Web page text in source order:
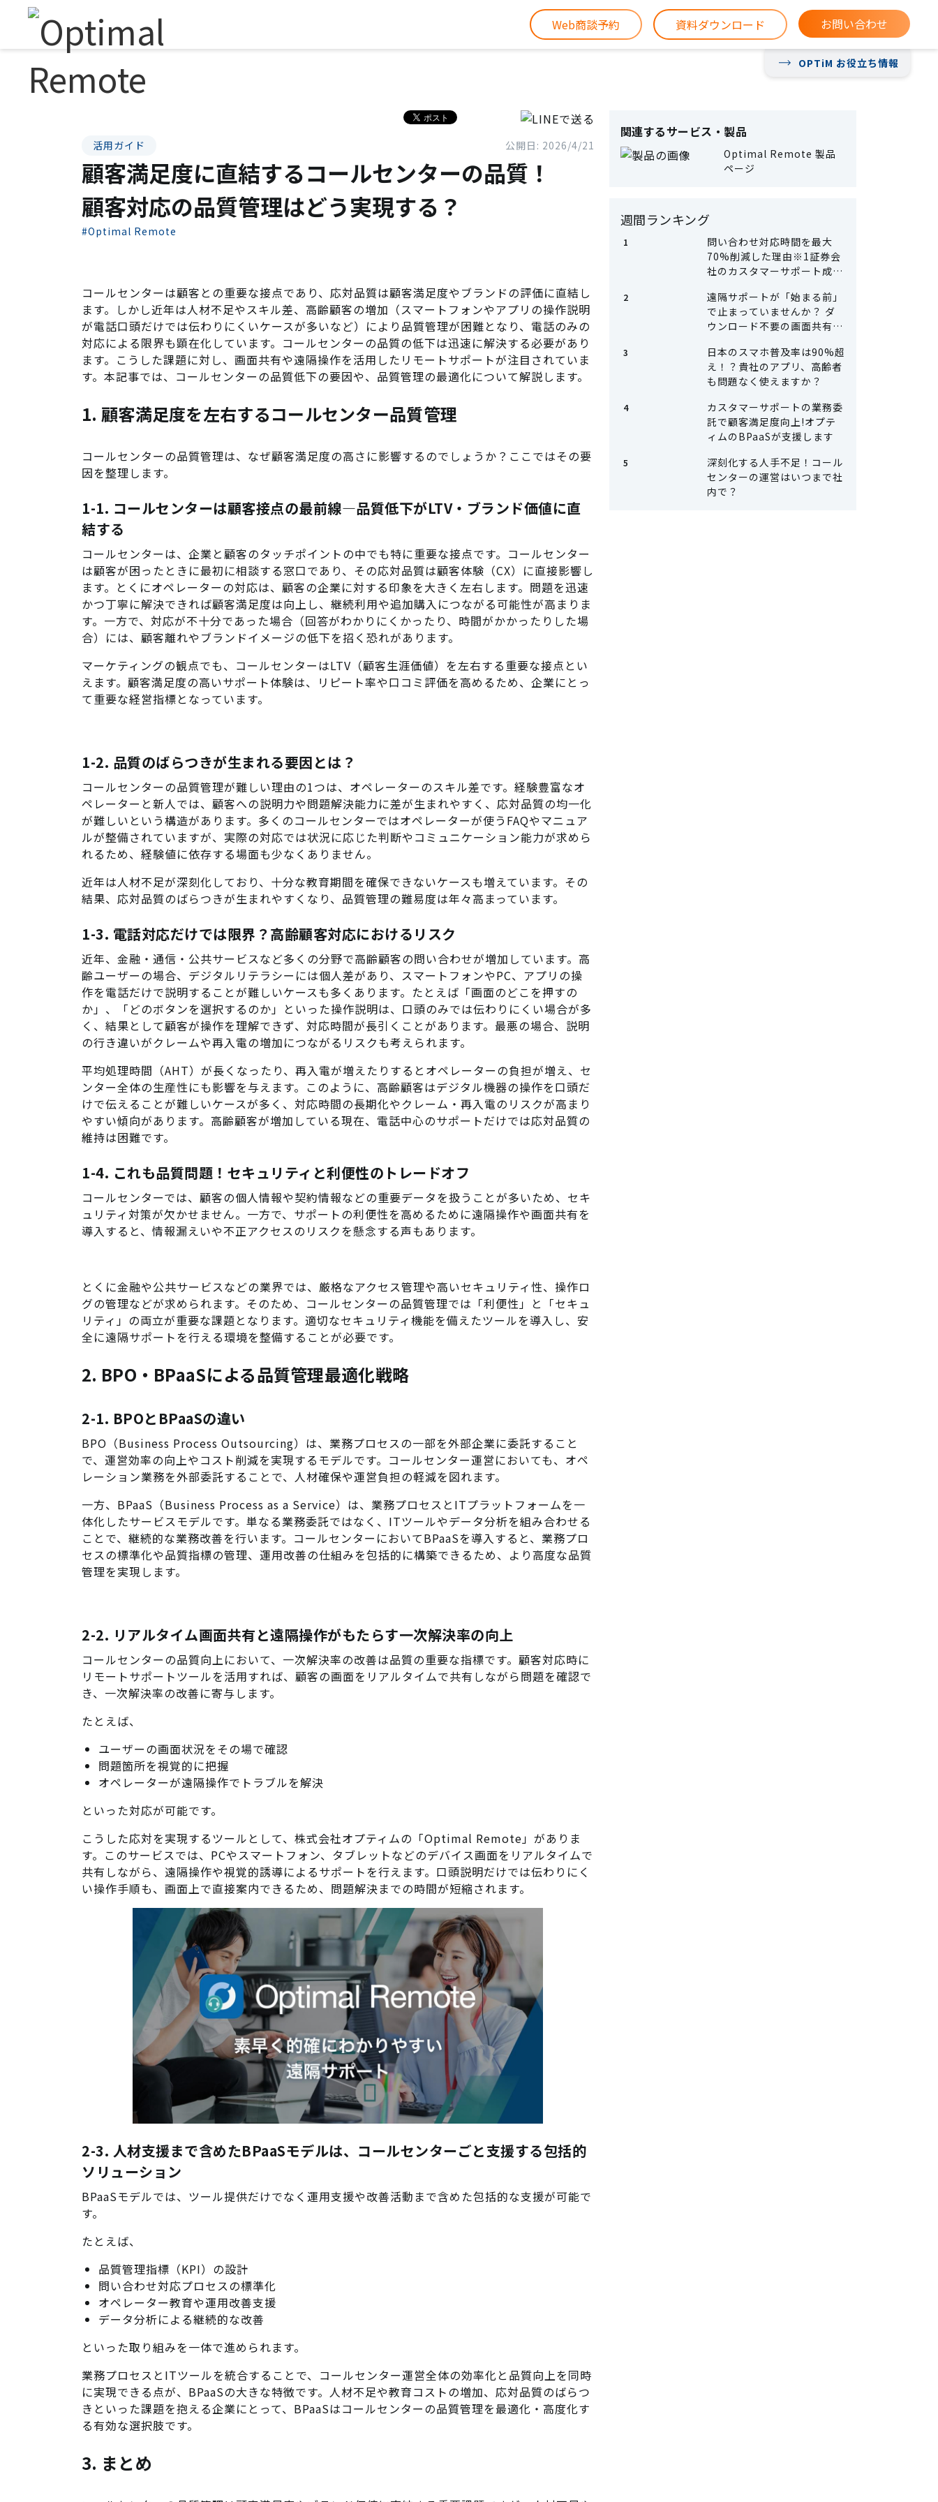
Web商談予約 資料ダウンロード お問い合わせ
OPTiM お役立ち情報
活用ガイド 公開日: 2026/4/21
顧客満足度に直結するコールセンターの品質！
顧客対応の品質管理はどう実現する？
#Optimal Remote
コールセンターは顧客との重要な接点であり、応対品質は顧客満足度やブランドの評価に直結し
ます。しかし近年は人材不足やスキル差、高齢顧客の増加（スマートフォンやアプリの操作説明
が電話口頭だけでは伝わりにくいケースが多いなど）により品質管理が困難となり、電話のみの
対応による限界も顕在化しています。コールセンターの品質の低下は迅速に解決する必要があり
ます。こうした課題に対し、画面共有や遠隔操作を活用したリモートサポートが注目されていま
す。本記事では、コールセンターの品質低下の要因や、品質管理の最適化について解説します。
1. 顧客満足度を左右するコールセンター品質管理
コールセンターの品質管理は、なぜ顧客満足度の高さに影響するのでしょうか？ここではその要
因を整理します。
1-1. コールセンターは顧客接点の最前線―品質低下がLTV・ブランド価値に直
結する
コールセンターは、企業と顧客のタッチポイントの中でも特に重要な接点です。コールセンター
は顧客が困ったときに最初に相談する窓口であり、その応対品質は顧客体験（CX）に直接影響し
ます。とくにオペレーターの対応は、顧客の企業に対する印象を大きく左右します。問題を迅速
かつ丁寧に解決できれば顧客満足度は向上し、継続利用や追加購入につながる可能性が高まりま
す。一方で、対応が不十分であった場合（回答がわかりにくかったり、時間がかかったりした場
合）には、顧客離れやブランドイメージの低下を招く恐れがあります。
マーケティングの観点でも、コールセンターはLTV（顧客生涯価値）を左右する重要な接点とい
えます。顧客満足度の高いサポート体験は、リピート率や口コミ評価を高めるため、企業にとっ
て重要な経営指標となっています。
1-2. 品質のばらつきが生まれる要因とは？
コールセンターの品質管理が難しい理由の1つは、オペレーターのスキル差です。経験豊富なオ
ペレーターと新人では、顧客への説明力や問題解決能力に差が生まれやすく、応対品質の均一化
が難しいという構造があります。多くのコールセンターではオペレーターが使うFAQやマニュア
ルが整備されていますが、実際の対応では状況に応じた判断やコミュニケーション能力が求めら
れるため、経験値に依存する場面も少なくありません。
近年は人材不足が深刻化しており、十分な教育期間を確保できないケースも増えています。その
結果、応対品質のばらつきが生まれやすくなり、品質管理の難易度は年々高まっています。
1-3. 電話対応だけでは限界？高齢顧客対応におけるリスク
近年、金融・通信・公共サービスなど多くの分野で高齢顧客の問い合わせが増加しています。高
齢ユーザーの場合、デジタルリテラシーには個人差があり、スマートフォンやPC、アプリの操
作を電話だけで説明することが難しいケースも多くあります。たとえば「画面のどこを押すの
か」、「どのボタンを選択するのか」といった操作説明は、口頭のみでは伝わりにくい場合が多
く、結果として顧客が操作を理解できず、対応時間が長引くことがあります。最悪の場合、説明
の行き違いがクレームや再入電の増加につながるリスクも考えられます。
平均処理時間（AHT）が長くなったり、再入電が増えたりするとオペレーターの負担が増え、セ
ンター全体の生産性にも影響を与えます。このように、高齢顧客はデジタル機器の操作を口頭だ
けで伝えることが難しいケースが多く、対応時間の長期化やクレーム・再入電のリスクが高まり
やすい傾向があります。高齢顧客が増加している現在、電話中心のサポートだけでは応対品質の
維持は困難です。
1-4. これも品質問題！セキュリティと利便性のトレードオフ
コールセンターでは、顧客の個人情報や契約情報などの重要データを扱うことが多いため、セキ
ュリティ対策が欠かせません。一方で、サポートの利便性を高めるために遠隔操作や画面共有を
導入すると、情報漏えいや不正アクセスのリスクを懸念する声もあります。
とくに金融や公共サービスなどの業界では、厳格なアクセス管理や高いセキュリティ性、操作ロ
グの管理などが求められます。そのため、コールセンターの品質管理では「利便性」と「セキュ
リティ」の両立が重要な課題となります。適切なセキュリティ機能を備えたツールを導入し、安
全に遠隔サポートを行える環境を整備することが必要です。
2. BPO・BPaaSによる品質管理最適化戦略
2-1. BPOとBPaaSの違い
BPO（Business Process Outsourcing）は、業務プロセスの一部を外部企業に委託すること
で、運営効率の向上やコスト削減を実現するモデルです。コールセンター運営においても、オペ
レーション業務を外部委託することで、人材確保や運営負担の軽減を図れます。
一方、BPaaS（Business Process as a Service）は、業務プロセスとITプラットフォームを一
体化したサービスモデルです。単なる業務委託ではなく、ITツールやデータ分析を組み合わせる
ことで、継続的な業務改善を行います。コールセンターにおいてBPaaSを導入すると、業務プロ
セスの標準化や品質指標の管理、運用改善の仕組みを包括的に構築できるため、より高度な品質
管理を実現します。
2-2. リアルタイム画面共有と遠隔操作がもたらす一次解決率の向上
コールセンターの品質向上において、一次解決率の改善は品質の重要な指標です。顧客対応時に
リモートサポートツールを活用すれば、顧客の画面をリアルタイムで共有しながら問題を確認で
き、一次解決率の改善に寄与します。
たとえば、
ユーザーの画面状況をその場で確認
問題箇所を視覚的に把握
オペレーターが遠隔操作でトラブルを解決
といった対応が可能です。
こうした応対を実現するツールとして、株式会社オプティムの「Optimal Remote」がありま
す。このサービスでは、PCやスマートフォン、タブレットなどのデバイス画面をリアルタイムで
共有しながら、遠隔操作や視覚的誘導によるサポートを行えます。口頭説明だけでは伝わりにく
い操作手順も、画面上で直接案内できるため、問題解決までの時間が短縮されます。
2-3. 人材支援まで含めたBPaaSモデルは、コールセンターごと支援する包括的
ソリューション
BPaaSモデルでは、ツール提供だけでなく運用支援や改善活動まで含めた包括的な支援が可能で
す。
たとえば、
品質管理指標（KPI）の設計
問い合わせ対応プロセスの標準化
オペレーター教育や運用改善支援
データ分析による継続的な改善
といった取り組みを一体で進められます。
業務プロセスとITツールを統合することで、コールセンター運営全体の効率化と品質向上を同時
に実現できる点が、BPaaSの大きな特徴です。人材不足や教育コストの増加、応対品質のばらつ
きといった課題を抱える企業にとって、BPaaSはコールセンターの品質管理を最適化・高度化す
る有効な選択肢です。
3. まとめ
関連するサービス・製品
Optimal Remote 製品
ページ
週間ランキング
問い合わせ対応時間を最大
70%削減した理由※1証券会
社のカスタマーサポート成功
遠隔サポートが「始まる前」
で止まっていませんか？ ダ
ウンロード不要の画面共有で
日本のスマホ普及率は90%超
え！？貴社のアプリ、高齢者
も問題なく使えますか？
カスタマーサポートの業務委
託で顧客満足度向上!オプテ
ィムのBPaaSが支援します
深刻化する人手不足！コール
センターの運営はいつまで社
内で？